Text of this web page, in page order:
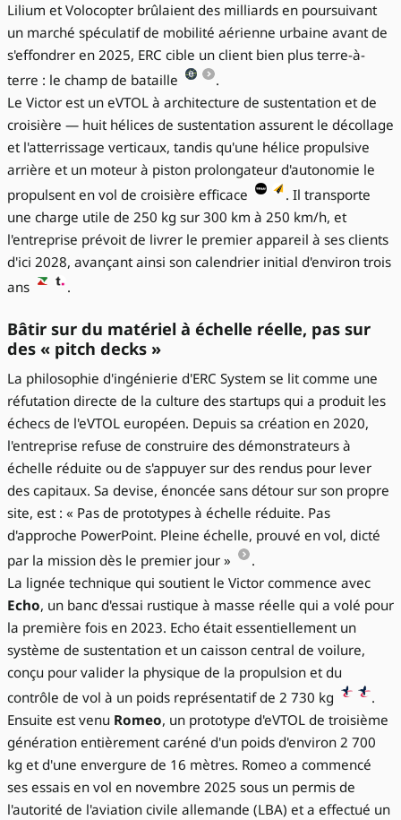
Lilium et Volocopter brûlaient des milliards en poursuivant
un marché spéculatif de mobilité aérienne urbaine avant de
s'effondrer en 2025, ERC cible un client bien plus terre-à-
terre : le champ de bataille
.
Le Victor est un eVTOL à architecture de sustentation et de
croisière — huit hélices de sustentation assurent le décollage
et l'atterrissage verticaux, tandis qu'une hélice propulsive
arrière et un moteur à piston prolongateur d'autonomie le
propulsent en vol de croisière efficace
. Il transporte
une charge utile de 250 kg sur 300 km à 250 km/h, et
l'entreprise prévoit de livrer le premier appareil à ses clients
d'ici 2028, avançant ainsi son calendrier initial d'environ trois
ans
.
Bâtir sur du matériel à échelle réelle, pas sur
des « pitch decks »
La philosophie d'ingénierie d'ERC System se lit comme une
réfutation directe de la culture des startups qui a produit les
échecs de l'eVTOL européen. Depuis sa création en 2020,
l'entreprise refuse de construire des démonstrateurs à
échelle réduite ou de s'appuyer sur des rendus pour lever
des capitaux. Sa devise, énoncée sans détour sur son propre
site, est : « Pas de prototypes à échelle réduite. Pas
d'approche PowerPoint. Pleine échelle, prouvé en vol, dicté
par la mission dès le premier jour »
.
La lignée technique qui soutient le Victor commence avec
Echo, un banc d'essai rustique à masse réelle qui a volé pour
la première fois en 2023. Echo était essentiellement un
système de sustentation et un caisson central de voilure,
conçu pour valider la physique de la propulsion et du
contrôle de vol à un poids représentatif de 2 730 kg
.
Ensuite est venu Romeo, un prototype d'eVTOL de troisième
génération entièrement caréné d'un poids d'environ 2 700
kg et d'une envergure de 16 mètres. Romeo a commencé
ses essais en vol en novembre 2025 sous un permis de
l'autorité de l'aviation civile allemande (LBA) et a effectué un